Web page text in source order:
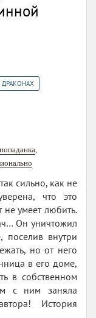
ДРАКОНАХ
сильно, как не
что это
умеет любить.
Он уничтожил
внутри
но от него
в его доме,
в собственном
с ним заняла
История